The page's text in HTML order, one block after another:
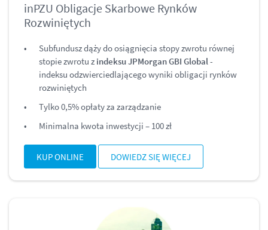
inPZU Obligacje Skarbowe Rynków
Rozwiniętych
Subfundusz dąży do osiągnięcia stopy zwrotu równej
stopie zwrotu z indeksu JPMorgan GBI Global-
indeksu odzwierciedlającego wyniki obligacji rynków
rozwiniętych
Tylko 0,5% opłaty za zarządzanie
Minimalna kwota inwestycji – 100 zł
KUP ONLINE DOWIEDZ SIĘ WIĘCEJ